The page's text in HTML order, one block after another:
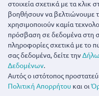
στοιχεία σχετικά με τα κλικ
βοηθήσουν να βελτιώνουμε
χρησιμοποιούν καμία
πρόσβαση σε δεδομένα στη
πληροφορίες σχετικά με το
σας δεδομένα, δείτε την
Δεδομένων.
Αυτός ο ιστότοπος
Πολιτική Απορρήτου και οι